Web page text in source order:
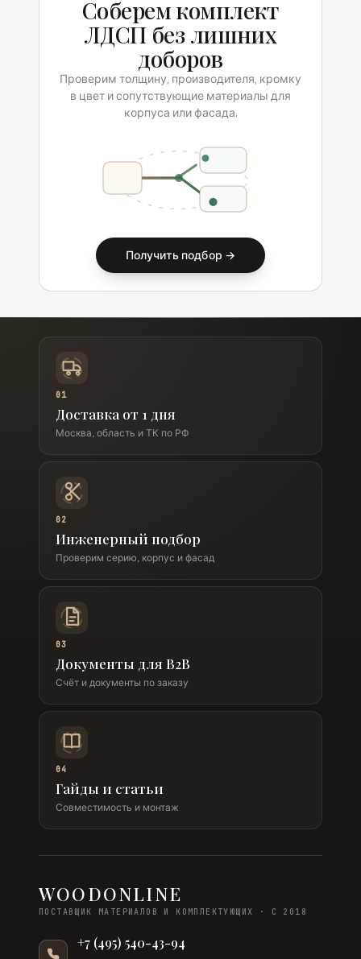
Соберем комплект
ЛДСП без лишних
доборов
Проверим толщину, производителя, кромку
в цвет и сопутствующие материалы для
корпуса или фасада.
Получить подбор →
01
Доставка от 1 дня
Москва, область и ТК по РФ
02
Инженерный подбор
Проверим серию, корпус и фасад
03
Документы для B2B
Счёт и документы по заказу
04
Гайды и статьи
Совместимость и монтаж
WOODONLINE
ПОСТАВЩИК МАТЕРИАЛОВ И КОМПЛЕКТУЮЩИХ · С 2018
+7 (495) 540-43-94